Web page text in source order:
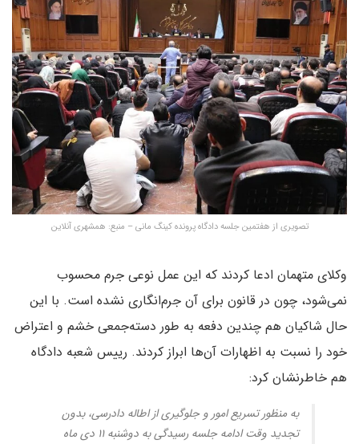
تصویری از هفتمین جلسه دادگاه پرونده کینگ‌ مانی – منبع: همشهری آنلاین
وکلای متهمان ادعا کردند که این عمل نوعی جرم محسوب
نمی‌شود، چون در قانون برای آن جرم‌انگاری نشده است. با این
حال شاکیان هم چندین دفعه به طور دسته‌جمعی خشم و اعتراض
خود را نسبت به اظهارات آن‌ها ابراز کردند. رییس شعبه دادگاه
هم خاطرنشان کرد:
به منظور تسریع امور و جلوگیری از اطاله دادرسی، بدون
تجدید وقت ادامه جلسه رسیدگی به دوشنبه ۱۱ دی ماه